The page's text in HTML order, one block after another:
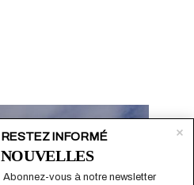
RESTEZ INFORMÉ
Abonnez-vous à notre newsletter
NOUVELLES